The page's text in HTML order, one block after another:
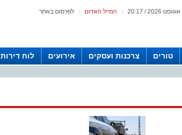
לפרסום באתר המייל האדום
טורים צרכנות ועסקים אירועים לוח דירות